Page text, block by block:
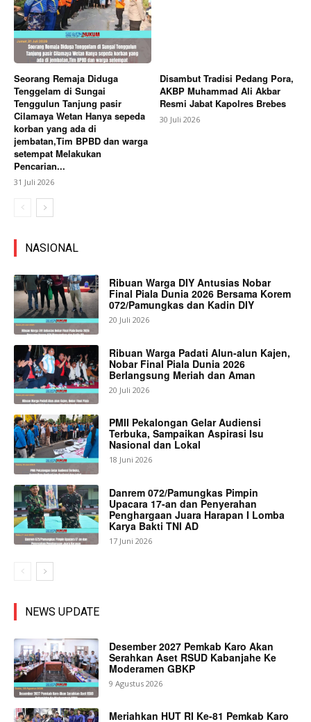
Seorang Remaja Diduga
Tenggelam di Sungai
Tenggulun Tanjung pasir
Cilamaya Wetan Hanya sepeda
korban yang ada di
jembatan,Tim BPBD dan warga
setempat Melakukan
Pencarian...
31 Juli 2026
Disambut Tradisi Pedang Pora,
AKBP Muhammad Ali Akbar
Resmi Jabat Kapolres Brebes
30 Juli 2026
NASIONAL
Ribuan Warga DIY Antusias Nobar
Final Piala Dunia 2026 Bersama Korem
072/Pamungkas dan Kadin DIY
20 Juli 2026
Ribuan Warga Padati Alun-alun Kajen,
Nobar Final Piala Dunia 2026
Berlangsung Meriah dan Aman
20 Juli 2026
PMII Pekalongan Gelar Audiensi
Terbuka, Sampaikan Aspirasi Isu
Nasional dan Lokal
18 Juni 2026
Danrem 072/Pamungkas Pimpin
Upacara 17-an dan Penyerahan
Penghargaan Juara Harapan I Lomba
Karya Bakti TNI AD
17 Juni 2026
NEWS UPDATE
Desember 2027 Pemkab Karo Akan
Serahkan Aset RSUD Kabanjahe Ke
Moderamen GBKP
9 Agustus 2026
Meriahkan HUT RI Ke-81 Pemkab Karo